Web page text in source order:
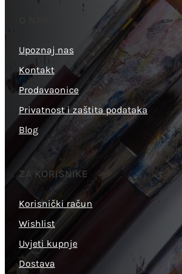
Upoznaj nas
Kontakt
Prodavaonice
Privatnost i zaštita podataka
Blog
ZA KORISNIKE
Korisnički račun
Wishlist
Uvjeti kupnje
Dostava